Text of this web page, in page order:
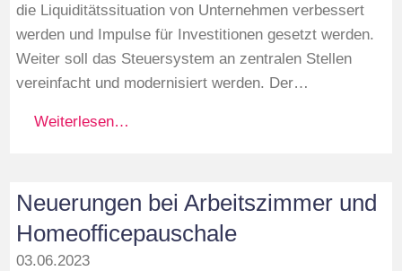
die Liquiditätssituation von Unternehmen verbessert
werden und Impulse für Investitionen gesetzt werden.
Weiter soll das Steuersystem an zentralen Stellen
vereinfacht und modernisiert werden. Der…
Weiterlesen…
Neuerungen bei Arbeitszimmer und
Homeofficepauschale
03.06.2023